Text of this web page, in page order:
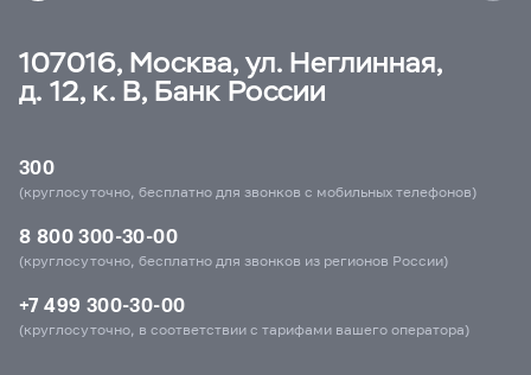
107016, Москва, ул. Неглинная,
д. 12, к. В, Банк России
300
(круглосуточно, бесплатно для звонков с мобильных телефонов)
8 800 300-30-00
(круглосуточно, бесплатно для звонков из регионов России)
+7 499 300-30-00
(круглосуточно, в соответствии с тарифами вашего оператора)